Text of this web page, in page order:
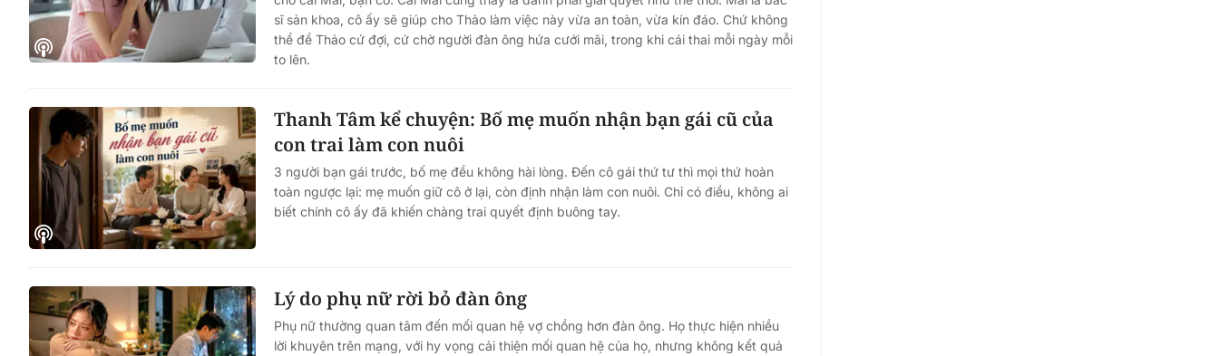
sĩ sản khoa, cô ấy sẽ giúp cho Thảo làm việc này vừa an toàn, vừa kín đáo. Chứ không
thể để Thảo cứ đợi, cứ chờ người đàn ông hứa cưới mãi, trong khi cái thai mỗi ngày mỗi
to lên.
Thanh Tâm kể chuyện: Bố mẹ muốn nhận bạn gái cũ của
con trai làm con nuôi
3 người bạn gái trước, bố mẹ đều không hài lòng. Đến cô gái thứ tư thì mọi thứ hoàn
toàn ngược lại: mẹ muốn giữ cô ở lại, còn định nhận làm con nuôi. Chỉ có điều, không ai
biết chính cô ấy đã khiến chàng trai quyết định buông tay.
Lý do phụ nữ rời bỏ đàn ông
Phụ nữ thường quan tâm đến mối quan hệ vợ chồng hơn đàn ông. Họ thực hiện nhiều
lời khuyên trên mạng, với hy vọng cải thiện mối quan hệ của họ, nhưng không kết quả